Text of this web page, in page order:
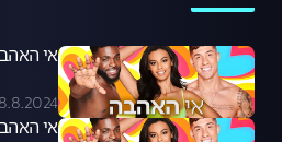
אי האהבה
אי האהבה